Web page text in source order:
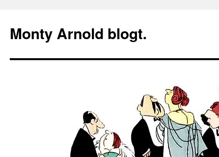
springen
Monty Arnold blogt.